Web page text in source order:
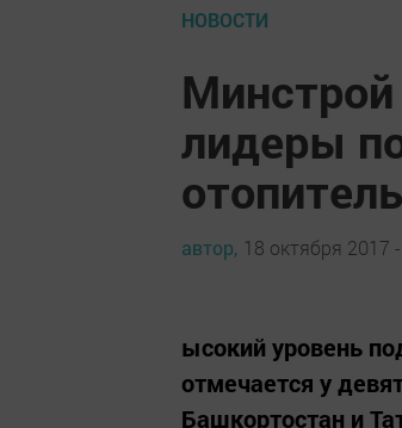
НОВОСТИ
лидеры
автор, 18 октября 2017
ысокий уровень
отмечается у
Башкортостан и